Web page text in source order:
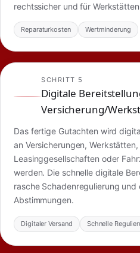
rechtssicher und für
Reparaturkosten Wertminderung
SCHRITT 5
Digitale
Versicherung/
Das fertige Gutachten wird
an Versicherungen,
Leasinggesellschaften oder
werden. Die schnelle digitale
rasche Schadenregulierung
Abstimmungen.
Digitaler Versand Schnelle